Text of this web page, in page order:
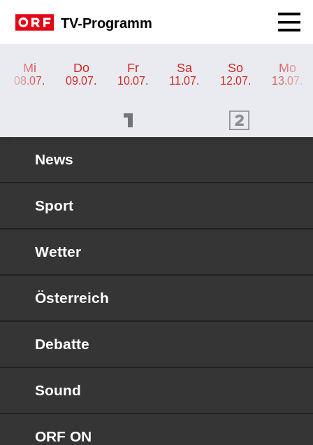
TV-Programm
Mi
08.07.
Do
09.07.
Fr
10.07.
Sa
11.07.
So
12.07.
Mo
13.07.
ORF 2 Programm
News
Sport
Wetter
Österreich
Debatte
Sound
ORF ON